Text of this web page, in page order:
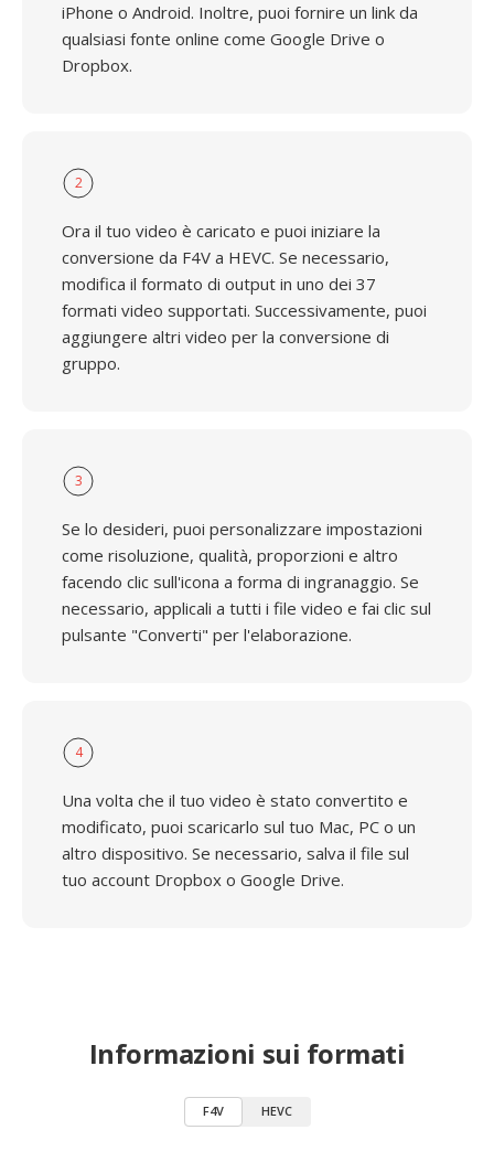
iPhone o Android. Inoltre, puoi fornire un link da
qualsiasi fonte online come Google Drive o
Dropbox.
2
Ora il tuo video è caricato e puoi iniziare la
conversione da F4V a HEVC. Se necessario,
modifica il formato di output in uno dei 37
formati video supportati. Successivamente, puoi
aggiungere altri video per la conversione di
gruppo.
3
Se lo desideri, puoi personalizzare impostazioni
come risoluzione, qualità, proporzioni e altro
facendo clic sull'icona a forma di ingranaggio. Se
necessario, applicali a tutti i file video e fai clic sul
pulsante "Converti" per l'elaborazione.
4
Una volta che il tuo video è stato convertito e
modificato, puoi scaricarlo sul tuo Mac, PC o un
altro dispositivo. Se necessario, salva il file sul
tuo account Dropbox o Google Drive.
Informazioni sui formati
F4V HEVC